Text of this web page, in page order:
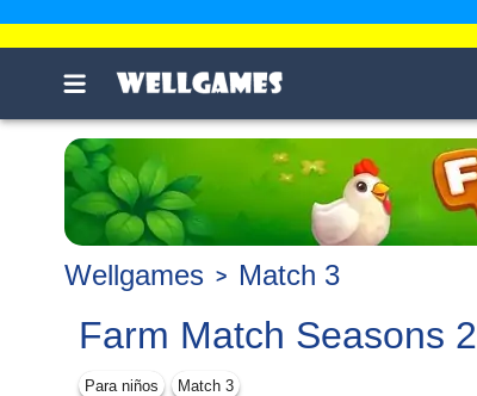
Wellgames Match 3
Farm Match Seasons 2
Para niños Match 3